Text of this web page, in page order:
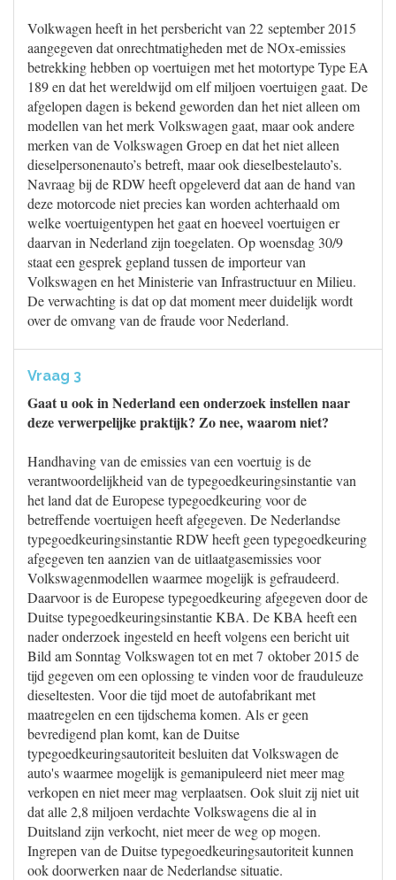
Volkwagen heeft in het persbericht van 22 september 2015
aangegeven dat onrechtmatigheden met de NOx-emissies
betrekking hebben op voertuigen met het motortype Type EA
189 en dat het wereldwijd om elf miljoen voertuigen gaat. De
afgelopen dagen is bekend geworden dan het niet alleen om
modellen van het merk Volkswagen gaat, maar ook andere
merken van de Volkswagen Groep en dat het niet alleen
dieselpersonenauto’s betreft, maar ook dieselbestelauto’s.
Navraag bij de RDW heeft opgeleverd dat aan de hand van
deze motorcode niet precies kan worden achterhaald om
welke voertuigentypen het gaat en hoeveel voertuigen er
daarvan in Nederland zijn toegelaten. Op woensdag 30/9
staat een gesprek gepland tussen de importeur van
Volkswagen en het Ministerie van Infrastructuur en Milieu.
De verwachting is dat op dat moment meer duidelijk wordt
over de omvang van de fraude voor Nederland.
Vraag 3
Gaat u ook in Nederland een onderzoek instellen naar
deze verwerpelijke praktijk? Zo nee, waarom niet?
Handhaving van de emissies van een voertuig is de
verantwoordelijkheid van de typegoedkeuringsinstantie van
het land dat de Europese typegoedkeuring voor de
betreffende voertuigen heeft afgegeven. De Nederlandse
typegoedkeuringsinstantie RDW heeft geen typegoedkeuring
afgegeven ten aanzien van de uitlaatgasemissies voor
Volkswagenmodellen waarmee mogelijk is gefraudeerd.
Daarvoor is de Europese typegoedkeuring afgegeven door de
Duitse typegoedkeuringsinstantie KBA. De KBA heeft een
nader onderzoek ingesteld en heeft volgens een bericht uit
Bild am Sonntag Volkswagen tot en met 7 oktober 2015 de
tijd gegeven om een oplossing te vinden voor de frauduleuze
dieseltesten. Voor die tijd moet de autofabrikant met
maatregelen en een tijdschema komen. Als er geen
bevredigend plan komt, kan de Duitse
typegoedkeuringsautoriteit besluiten dat Volkswagen de
auto's waarmee mogelijk is gemanipuleerd niet meer mag
verkopen en niet meer mag verplaatsen. Ook sluit zij niet uit
dat alle 2,8 miljoen verdachte Volkswagens die al in
Duitsland zijn verkocht, niet meer de weg op mogen.
Ingrepen van de Duitse typegoedkeuringsautoriteit kunnen
ook doorwerken naar de Nederlandse situatie.